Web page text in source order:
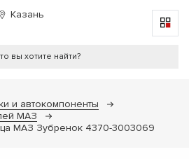
Казань
и автокомпоненты
МАЗ
МАЗ Зубренок 4370-3003069